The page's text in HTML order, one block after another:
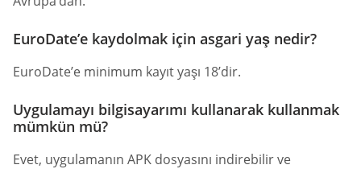
EuroDate’e kaydolmak için asgari yaş nedir?
EuroDate’e minimum kayıt yaşı 18’dir.
Uygulamayı bilgisayarımı kullanarak kullanmak
mümkün mü?
Evet, uygulamanın APK dosyasını indirebilir ve